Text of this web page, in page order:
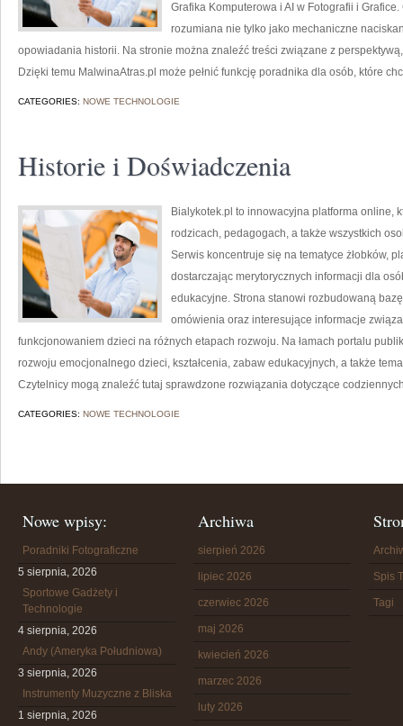
Grafika Komputerowa i AI w Fotografii i
rozumiana nie tylko jako mechaniczne
opowiadania historii. Na stronie można znaleźć treści związane z
Dzięki temu MalwinaAtras.pl może pełnić funkcję poradnika dla osób, które
CATEGORIES: NOWE TECHNOLOGIE
Historie i Doświadczenia
Bialykotek.pl to innowacyjna platforma online,
rodzicach, pedagogach, a także wszystkich
Serwis koncentruje się na tematyce żłobków,
dostarczając merytorycznych informacji dla
edukacyjne. Strona stanowi rozbudowaną
omówienia oraz interesujące informacje
funkcjonowaniem dzieci na różnych etapach rozwoju. Na łamach portalu
rozwoju emocjonalnego dzieci, kształcenia, zabaw edukacyjnych, a także
Czytelnicy mogą znaleźć tutaj sprawdzone rozwiązania dotyczące
CATEGORIES: NOWE TECHNOLOGIE
Nowe wpisy:
Poradniki Fotograficzne
5 sierpnia, 2026
Sportowe Gadżety i
Technologie
4 sierpnia, 2026
Andy (Ameryka Południowa)
3 sierpnia, 2026
Instrumenty Muzyczne z Bliska
1 sierpnia, 2026
Archiwa
sierpień 2026
lipiec 2026
czerwiec 2026
maj 2026
kwiecień 2026
marzec 2026
luty 2026
Spis
Tagi